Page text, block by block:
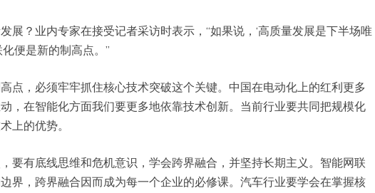
展？业内专家在接受记者采访时表示，“如果说，‘高质量发展是下半场唯
便是新的制高点。”
点，必须牢牢抓住核心技术突破这个关键。中国在电动化上的红利更多
，在智能化方面我们要更多地依靠技术创新。当前行业要共同把规模化
上的优势。
要有底线思维和危机意识，学会跨界融合，并坚持长期主义。智能网联
界，跨界融合因而成为每一个企业的必修课。汽车行业要学会在掌握核